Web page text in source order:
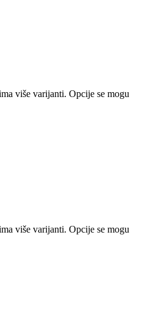
više varijanti. Opcije se mogu
više varijanti. Opcije se mogu